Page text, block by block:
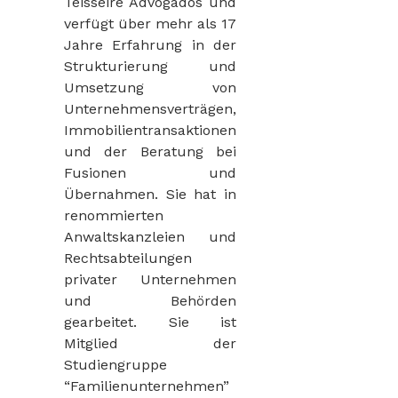
verfügt über mehr als 17
Jahre Erfahrung in der
Strukturierung und
Umsetzung von
Unternehmensverträgen,
Immobilientransaktionen
und der Beratung bei
Fusionen und
Übernahmen. Sie hat in
renommierten
Anwaltskanzleien und
Rechtsabteilungen
privater Unternehmen
und Behörden
gearbeitet. Sie ist
Mitglied der
Studiengruppe
“Familienunternehmen”